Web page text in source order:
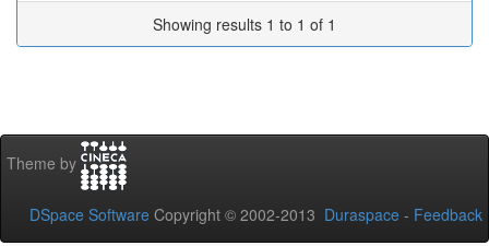
Showing results 1 to 1 of 1
Theme by
DSpace Software Copyright © 2002-2013 Duraspace - Feedback